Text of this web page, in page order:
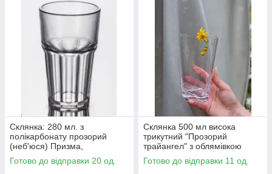
Склянка: 280 мл. з
полікарбонату прозорий
(неб'юся) Призма,
GastroPlast
Готово до відправки 20 од.
Склянка 500 мл висока
трикутний "Прозорий
трайангел" з облямівкою
золото/срібло та без TR005
Готово до відправки 11 од.